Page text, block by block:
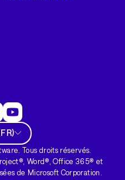
FR)
Tous droits réservés.
Word®, Office 365® et
de Microsoft Corporation.